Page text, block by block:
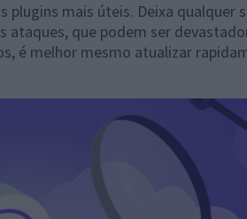
mais úteis. Deixa qualquer
ataques, que podem ser
é melhor mesmo atualizar